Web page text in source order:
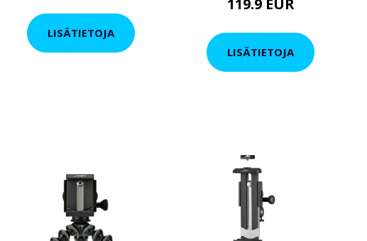
LISÄTIETOJA
LISÄTIETOJA